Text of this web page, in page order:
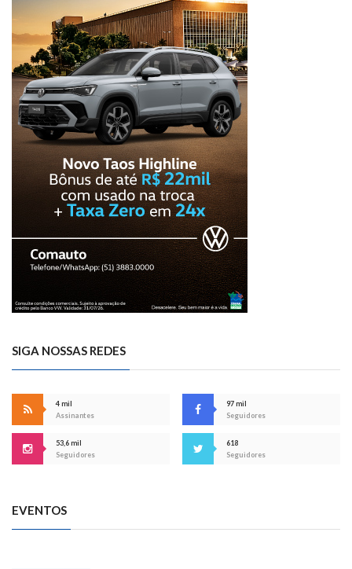
SIGA NOSSAS REDES
4 mil
Assinantes
97 mil
Seguidores
53,6 mil
Seguidores
618
Seguidores
EVENTOS